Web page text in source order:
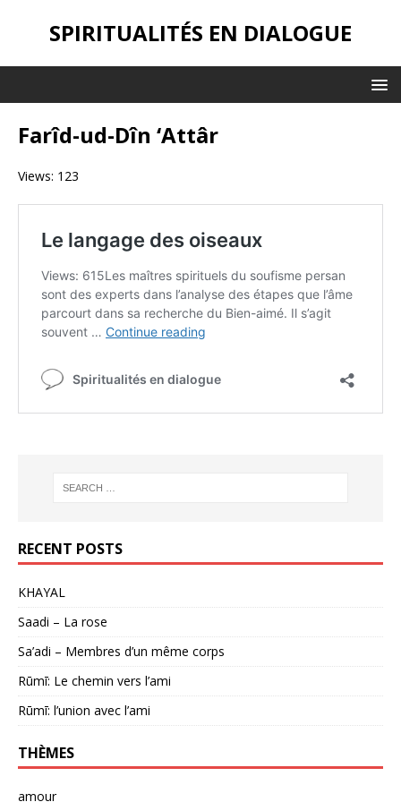
SPIRITUALITÉS EN DIALOGUE
Farîd-ud-Dîn ‘Attâr
Views: 123
RECENT POSTS
KHAYAL
Saadi – La rose
Sa’adi – Membres d’un même corps
Rūmī: Le chemin vers l’ami
Rūmī: l’union avec l’ami
THÈMES
amour